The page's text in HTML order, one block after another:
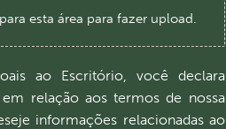
esta área para fazer upload.
ao Escritório, você declara
relação aos termos de nossa
informações relacionadas ao